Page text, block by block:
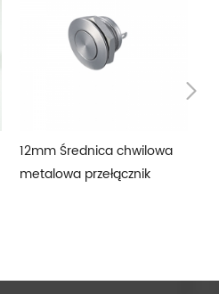
12mm Średnica chwilowa
metalowa przełącznik